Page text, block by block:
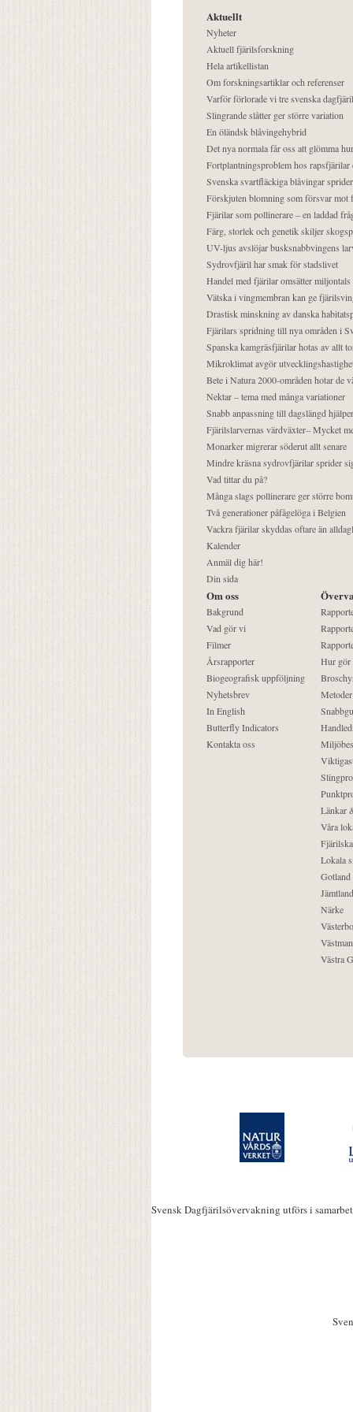
Aktuellt
Nyheter
Aktuell fjärilsforskning
Hela artikellistan
Om forskningsartiklar och referenser
Varför förlorade vi tre svenska
Slingrande slåtter ger större variation
En öländsk blåvingehybrid
Det nya normala får oss att glömma
Fortplantningsproblem hos rapsfjärilar
Svenska svartfläckiga blåvingar
Förskjuten blomning som försvar mot
Fjärilar som pollinerare – en laddad
Färg, storlek och genetik skiljer
UV-ljus avslöjar busksnabbvingens
Sydrovfjäril har smak för stadslivet
Handel med fjärilar omsätter
Vätska i vingmembran kan ge
Drastisk minskning av danska
Fjärilars spridning till nya områden i
Spanska kamgräsfjärilar hotas av allt
Mikroklimat avgör
Bete i Natura 2000-områden hotar de
Nektar – tema med många variationer
Snabb anpassning till dagslängd
Fjärilslarvernas värdväxter– Mycket
Monarker migrerar söderut allt senare
Mindre kräsna sydrovfjärilar sprider
Vad tittar du på?
Många slags pollinerare ger större
Två generationer påfågelöga i Belgien
Vackra fjärilar skyddas oftare än
Kalender
Anmäl dig här!
Din sida
Om oss
Bakgrund
Vad gör vi
Filmer
Årsrapporter
Biogeografisk uppföljning
Nyhetsbrev
In English
Butterfly Indicators
Kontakta oss
Hur gör
Metoder
Länkar
Våra
Lokala
Gotland
Jämtland
Närke
Västra
Svensk Dagfjärilsövervakning utförs i